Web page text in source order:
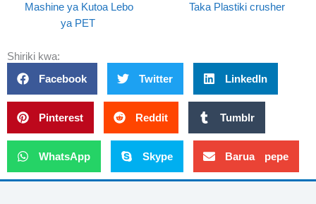
Mashine ya Kutoa Lebo
ya PET
Taka Plastiki crusher
Shiriki kwa:
Facebook Twitter LinkedIn
Pinterest Reddit Tumblr
WhatsApp Skype Barua pepe